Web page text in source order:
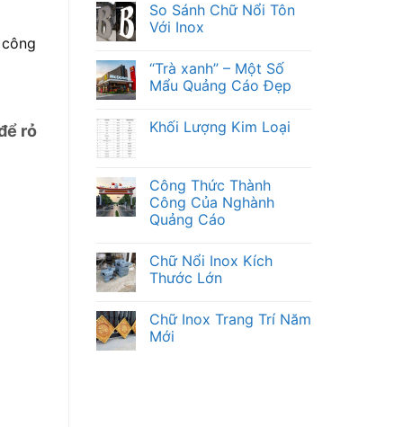
rỏ
So Sánh Chữ Nổi Tôn
Với Inox
“Trà xanh” – Một Số
Mẩu Quảng Cáo Đẹp
Khối Lượng Kim Loại
Công Thức Thành
Công Của Nghành
Quảng Cáo
Chữ Nổi Inox Kích
Thước Lớn
Chữ Inox Trang Trí Năm
Mới